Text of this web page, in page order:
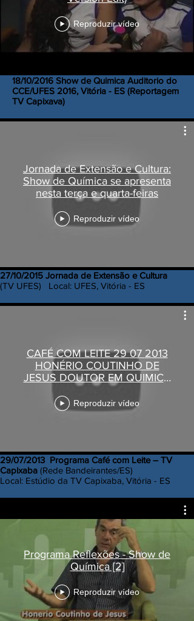
Reproduzir vídeo
18/10/2016 Show de Quimica Auditorio do
CCE/UFES 2016, Vitória - ES (Reportagem
TV Capixava)
Jornada de Extensão e Cultura:
Show de Química se apresenta
nesta terça e quarta-feiras
Reproduzir vídeo
27/10/2015 Jornada de Extensão e Cultura
(TV UFES) Local: UFES, Vitória - ES
CAFÉ COM LEITE 29 07 2013
HONÉRIO COUTINHO DE
JESUS DOUTOR EM QUIMICA
ANALÍTICA
Reproduzir vídeo
29/07/2013 Programa Café com Leite – TV
Capixaba (Rede Bandeirantes/ES)
Local: Estúdio da TV Capixaba, Vitória - ES
Programa Reflexões - Show de
Química [2]
Reproduzir vídeo